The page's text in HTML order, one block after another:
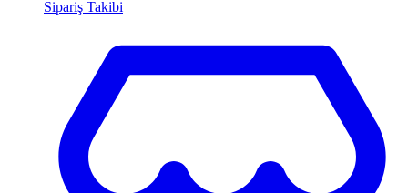
Sipariş Takibi